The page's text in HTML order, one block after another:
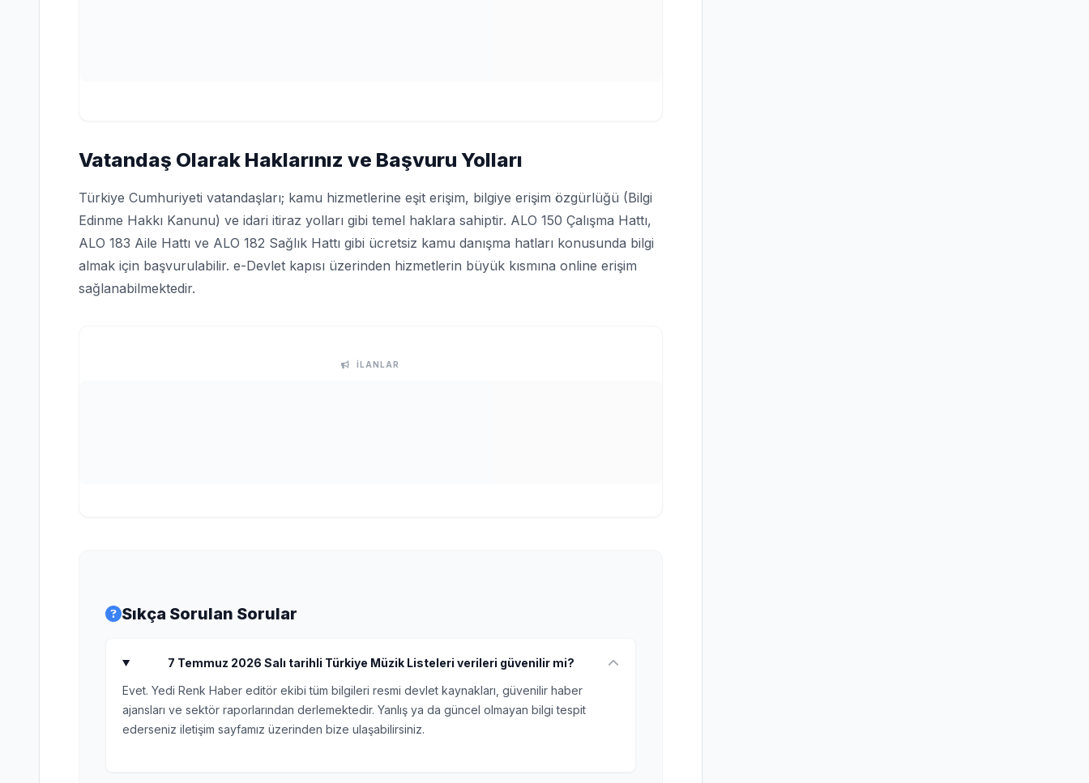
Vatandaş Olarak Haklarınız ve Başvuru Yolları
Türkiye Cumhuriyeti vatandaşları; kamu hizmetlerine eşit erişim, bilgiye erişim özgürlüğü (Bilgi
Edinme Hakkı Kanunu) ve idari itiraz yolları gibi temel haklara sahiptir. ALO 150 Çalışma Hattı,
ALO 183 Aile Hattı ve ALO 182 Sağlık Hattı gibi ücretsiz kamu danışma hatları konusunda bilgi
almak için başvurulabilir. e-Devlet kapısı üzerinden hizmetlerin büyük kısmına online erişim
sağlanabilmektedir.
İLANLAR
Sıkça Sorulan Sorular
7 Temmuz 2026 Salı tarihli Türkiye Müzik Listeleri verileri güvenilir mi?
Evet. Yedi Renk Haber editör ekibi tüm bilgileri resmi devlet kaynakları, güvenilir haber
ajansları ve sektör raporlarından derlemektedir. Yanlış ya da güncel olmayan bilgi tespit
ederseniz iletişim sayfamız üzerinden bize ulaşabilirsiniz.